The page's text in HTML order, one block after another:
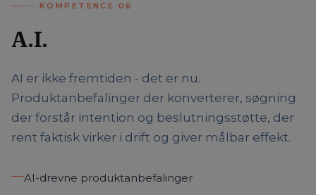
KOMPETENCE 06
A.I.
AI er ikke fremtiden - det er nu.
Produktanbefalinger der konverterer, søgning
der forstår intention og beslutningsstøtte, der
rent faktisk virker i drift og giver målbar effekt.
AI-drevne produktanbefalinger